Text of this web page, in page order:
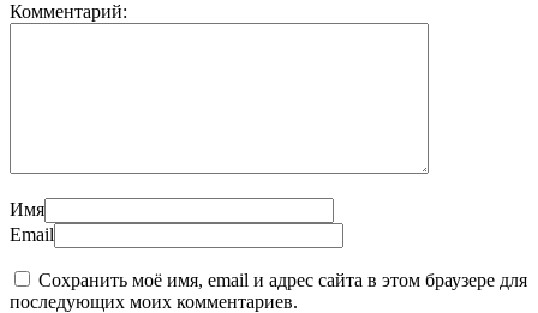
Комментарий:
Имя
Email
Сохранить моё имя, email и адрес сайта в этом браузере для
последующих моих комментариев.